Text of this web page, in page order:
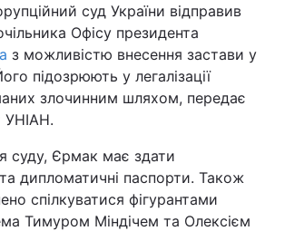
суд України відправив
Офісу президента
з можливістю внесення застави у
підозрюють у легалізації
злочинним шляхом, передає
УНІАН.
суду, Єрмак має здати
дипломатичні паспорти. Також
спілкуватися фігурантами
Тимуром Міндічем та Олексієм